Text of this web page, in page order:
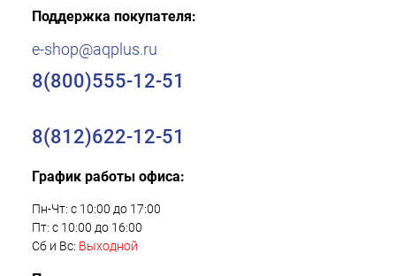
Поддержка покупателя:
e-shop@aqplus.ru
8(800)555-12-51
8(812)622-12-51
График работы офиса:
Пн-Чт: с 10:00 до 17:00
Пт: с 10:00 до 16:00
Сб и Вс: Выходной